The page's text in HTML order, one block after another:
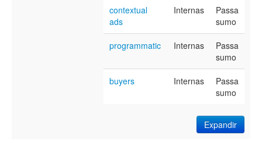
contextual
ads
Internas
Passa
sumo
programmatic Internas
Passa
sumo
buyers Internas
Passa
sumo
Expandir